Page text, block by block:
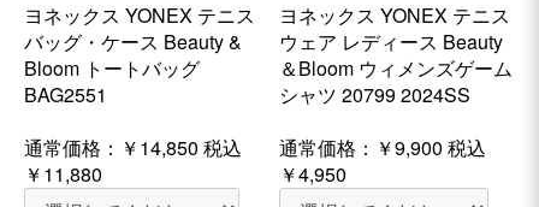
ヨネックス YONEX テニス
バッグ・ケース Beauty &
Bloom トートバッグ
BAG2551
通常価格： ￥14,850 税込
￥11,880
ヨネックス YONEX テニス
ウェア レディース Beauty
＆Bloom ウィメンズゲーム
シャツ 20799 2024SS
通常価格： ￥9,900 税込
￥4,950